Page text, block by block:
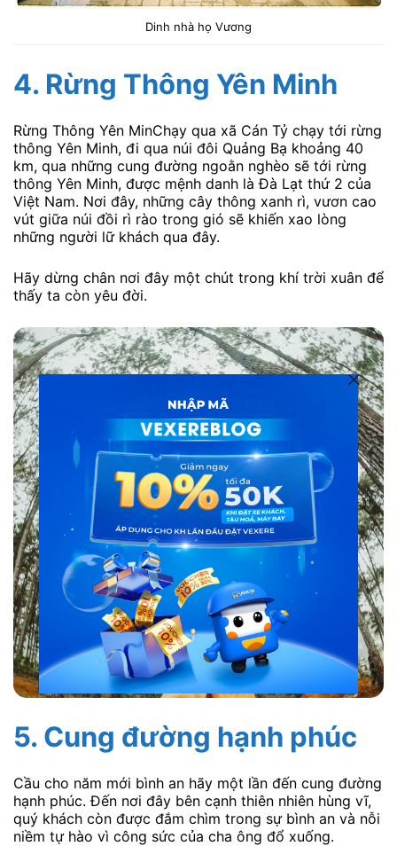
Dinh nhà họ Vương
4. Rừng Thông Yên Minh
Rừng Thông Yên MinChạy qua xã Cán Tỷ chạy tới rừng
thông Yên Minh, đi qua núi đôi Quảng Bạ khoảng 40
km, qua những cung đường ngoằn nghèo sẽ tới rừng
thông Yên Minh, được mệnh danh là Đà Lạt thứ 2 của
Việt Nam. Nơi đây, những cây thông xanh rì, vươn cao
vút giữa núi đồi rì rào trong gió sẽ khiến xao lòng
những người lữ khách qua đây.
Hãy dừng chân nơi đây một chút trong khí trời xuân để
thấy ta còn yêu đời.
5. Cung đường hạnh phúc
Cầu cho năm mới bình an hãy một lần đến cung đường
hạnh phúc. Đến nơi đây bên cạnh thiên nhiên hùng vĩ,
quý khách còn được đắm chìm trong sự bình an và nỗi
niềm tự hào vì công sức của cha ông đổ xuống.